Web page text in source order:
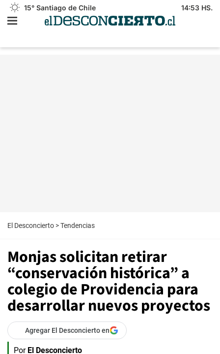
15° Santiago de Chile 14:53 HS.
El Desconcierto >Tendencias
Monjas solicitan retirar
“conservación histórica” a
colegio de Providencia para
desarrollar nuevos proyectos
Agregar El Desconcierto en
Por El Desconcierto